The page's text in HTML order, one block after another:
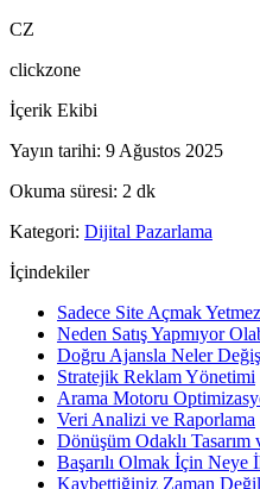
CZ
clickzone
İçerik Ekibi
Yayın tarihi: 9 Ağustos 2025
Okuma süresi: 2 dk
Kategori: Dijital Pazarlama
İçindekiler
Sadece Site Açmak Yetmez
Neden Satış Yapmıyor
Doğru Ajansla Neler
Stratejik Reklam Yönetimi
Arama Motoru
Veri Analizi ve Raporlama
Dönüşüm Odaklı Tasarım
Başarılı Olmak İçin Neye
Kaybettiğiniz Zaman